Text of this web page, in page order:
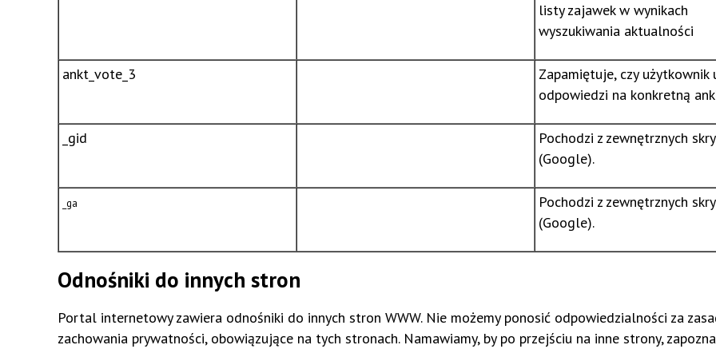
listy zajawek w wynikach
wyszukiwania aktualności
ankt_vote_3
Zapamiętuje, czy użytkownik
odpowiedzi na konkretną
_gid
Pochodzi z zewnętrznych
(Google).
_ga
Pochodzi z zewnętrznych
(Google).
Odnośniki do innych stron
Portal internetowy zawiera odnośniki do innych stron WWW. Nie możemy ponosić odpowiedzialności za
zachowania prywatności, obowiązujące na tych stronach. Namawiamy, by po przejściu na inne strony,